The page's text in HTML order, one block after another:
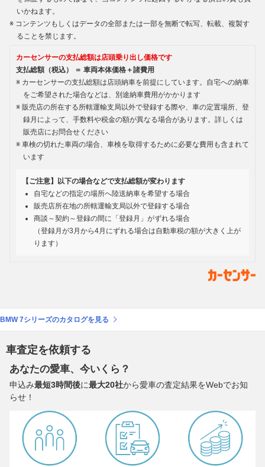
いかねます。
コンテンツもしくはデータの全部または一部を無断で転写、転載、複製す
ることを禁じます。
カーセンサーの支払総額は店頭乗り出し価格です
支払総額（税込） ＝ 車両本体価格＋諸費用
カーセンサーの支払総額は店頭納車を前提にしています。自宅への納車
をご希望された場合などは、別途納車費用がかかります
販売店の所在する所轄運輸支局以外で登録する際や、車の定置場所、登
録月によって、手数料や税金の額が異なる場合があります。詳しくは
販売店にお問合せください
車検の切れた車両の場合、車検を取得するために必要な費用も含まれて
います
【ご注意】以下の場合などで支払総額が変わります
自宅などの指定の場所へ陸送納車を希望する場合
販売店所在地の所轄運輸支局以外で登録する場合
商談～契約～登録の間に「登録月」がずれる場合
（登録月が3月から4月にずれる場合は自動車税の額が大きく上が
ります）
BMW 7シリーズのカタログを見る
車査定を依頼する
あなたの愛車、今いくら？
申込み最短3時間後に最大20社から愛車の査定結果をWebでお知
らせ！